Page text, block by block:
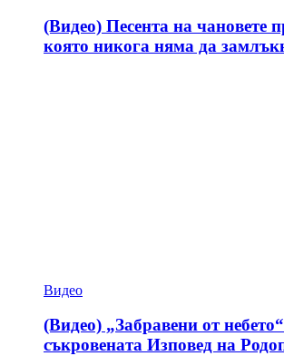
(Видео) Песента на чановете
която никога няма да
Видео
(Видео) „Забравени от
съкровената Изповед на